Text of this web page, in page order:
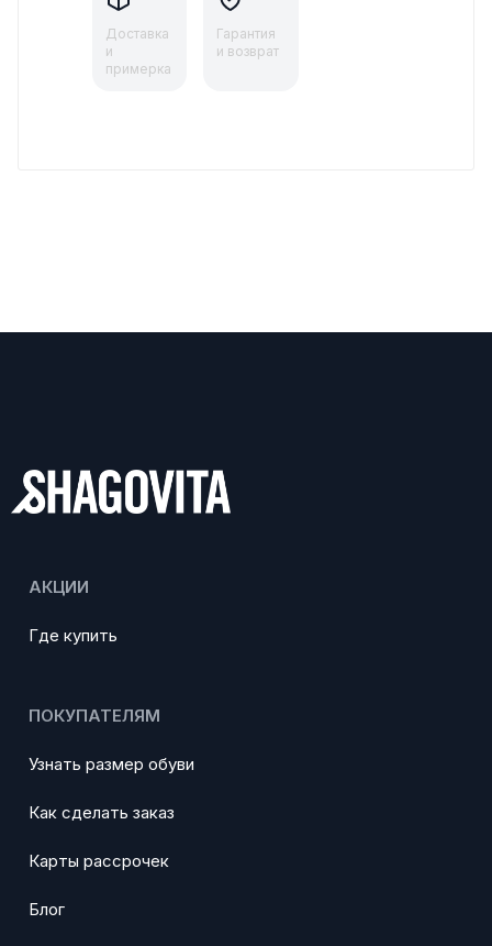
Доставка
и
примерка
Гарантия
и возврат
АКЦИИ
Где купить
ПОКУПАТЕЛЯМ
Узнать размер обуви
Как сделать заказ
Карты рассрочек
Блог